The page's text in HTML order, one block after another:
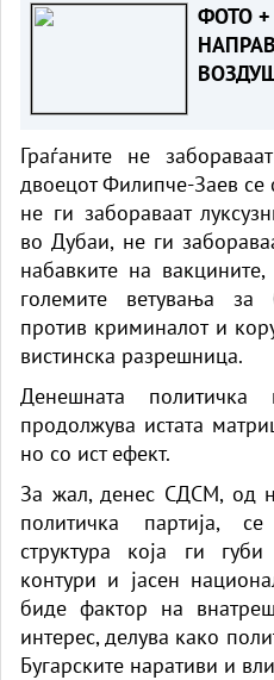
ФОТО +
Граѓаните не
двоецот Филипче-Заев се
не ги забораваат
во Дубаи, не ги
набавките на
големите ветувања за
против криминалот и
вистинска разрешница.
Денешната политичка
продолжува истата
но со ист ефект.
За жал, денес СДСМ, од
политичка партија,
структура која ги губи
контури и јасен
биде фактор на
интерес, делува како
Бугарските наративи и